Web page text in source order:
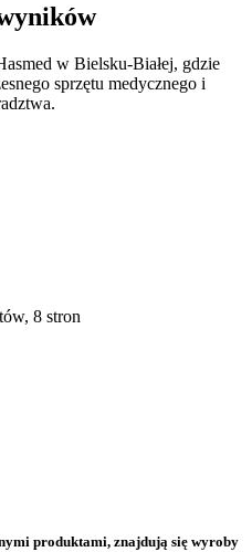
w Bielsku-Białej, gdzie
sprzętu medycznego i
8 stron
produktami, znajdują się wyroby